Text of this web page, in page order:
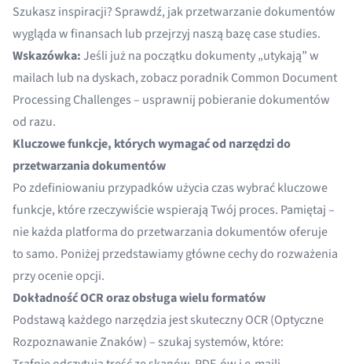
Szukasz inspiracji? Sprawdź, jakprzetwarzanie dokumentów
wygląda w finansach lub przejrzyj naszą bazę case studies.
Wskazówka:Jeśli już na początku dokumenty „utykają” w
mailach lub na dyskach, zobacz poradnik Common Document
Processing Challenges – usprawnij pobieranie dokumentów
od razu.
Kluczowe funkcje, których wymagać od narzędzi do
przetwarzania dokumentów
Po zdefiniowaniu przypadków użycia czas wybrać kluczowe
funkcje, które rzeczywiście wspierają Twój proces. Pamiętaj –
nie każda platforma do przetwarzania dokumentów oferuje
to samo. Poniżej przedstawiamy główne cechy do rozważenia
przy ocenie opcji.
Dokładność OCR oraz obsługa wielu formatów
Podstawą każdego narzędzia jest skuteczny OCR (Optyczne
Rozpoznawanie Znaków) – szukaj systemów, które: